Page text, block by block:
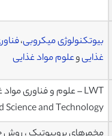
بیوتکنولوژی میکروبی،
غذاییوعلوم مواد غذایی
Science and Technology